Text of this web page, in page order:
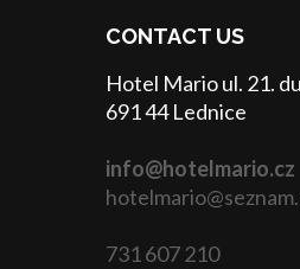
CONTACT US
Hotel Mario ul. 21.
691 44 Lednice
info@hotelmario.cz
731 607 210